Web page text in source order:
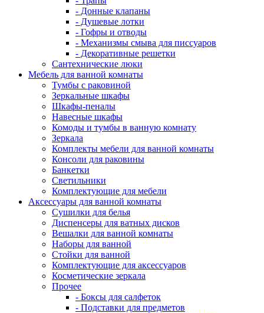
- Донные клапаны
- Душевые лотки
- Гофры и отводы
- Механизмы смыва для писсуаров
- Декоративные решетки
Сантехнические люки
Мебель для ванной комнаты
Тумбы с раковиной
Зеркальные шкафы
Шкафы-пеналы
Навесные шкафы
Комоды и тумбы в ванную комнату
Зеркала
Комплекты мебели для ванной комнаты
Консоли для раковины
Банкетки
Светильники
Комплектующие для мебели
Аксессуары для ванной комнаты
Сушилки для белья
Диспенсеры для ватных дисков
Вешалки для ванной комнаты
Наборы для ванной
Стойки для ванной
Комплектующие для аксессуаров
Косметические зеркала
Прочее
- Боксы для салфеток
- Подставки для предметов